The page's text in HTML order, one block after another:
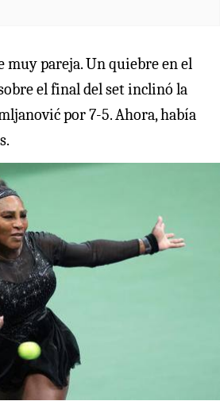
muy pareja. Un quiebre en el
el final del set inclinó la
por 7-5. Ahora, había